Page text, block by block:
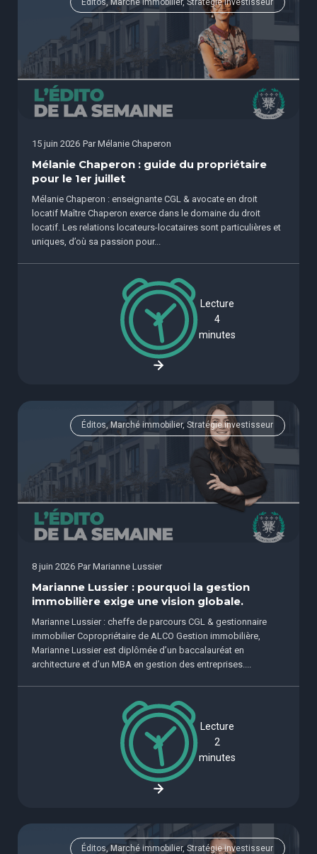
Éditos, Marché immobilier, Stratégie investisseur
15 juin 2026 Par Mélanie Chaperon
Mélanie Chaperon : guide du propriétaire
pour le 1er juillet
Mélanie Chaperon : enseignante CGL & avocate en droit
locatif Maître Chaperon exerce dans le domaine du droit
locatif. Les relations locateurs-locataires sont particulières et
uniques, d’où sa passion pour...
Lecture
4
minutes
Éditos, Marché immobilier, Stratégie investisseur
8 juin 2026 Par Marianne Lussier
Marianne Lussier : pourquoi la gestion
immobilière exige une vision globale.
Marianne Lussier : cheffe de parcours CGL & gestionnaire
immobilier Copropriétaire de ALCO Gestion immobilière,
Marianne Lussier est diplômée d’un baccalauréat en
architecture et d’un MBA en gestion des entreprises....
Lecture
2
minutes
Éditos, Marché immobilier, Stratégie investisseur